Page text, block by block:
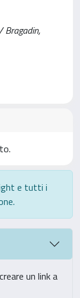
Bragadin,
e tutti i
un link a